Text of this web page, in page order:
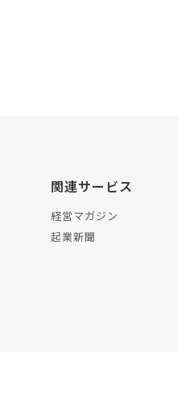
関連サービス
経営マガジン
起業新聞